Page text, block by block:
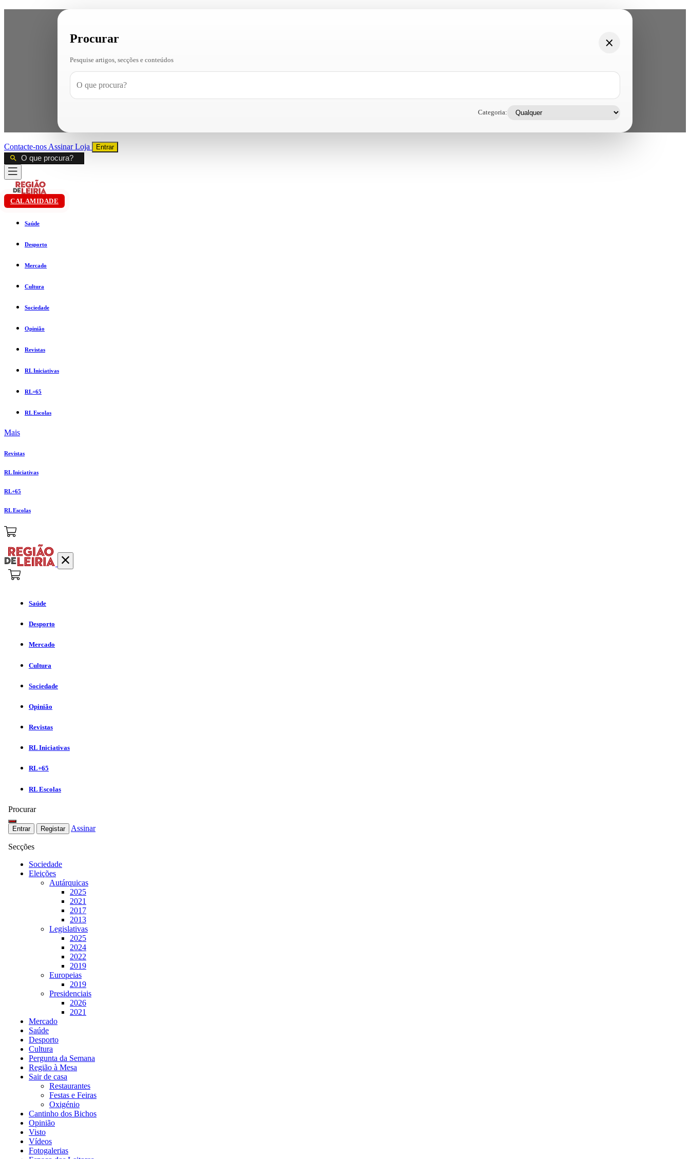
Procurar
Pesquise artigos, secções e conteúdos
Categoria:
Contacte-nos AssinarLoja Entrar
CALAMIDADE
Saúde
Desporto
Mercado
Cultura
Sociedade
Opinião
Revistas
RL Iniciativas
RL+65
RL Escolas
Mais
Revistas
RL Iniciativas
RL+65
RL Escolas
Saúde
Desporto
Mercado
Cultura
Sociedade
Opinião
Revistas
RL Iniciativas
RL+65
RL Escolas
Procurar
Entrar Registar Assinar
Secções
Sociedade
Eleições
Autárquicas
2025
2021
2017
2013
Legislativas
2025
2024
2022
2019
Europeias
2019
Presidenciais
2026
2021
Mercado
Saúde
Desporto
Cultura
Pergunta da Semana
Região à Mesa
Sair de casa
Restaurantes
Festas e Feiras
Oxigénio
Cantinho dos Bichos
Opinião
Visto
Vídeos
Fotogalerias